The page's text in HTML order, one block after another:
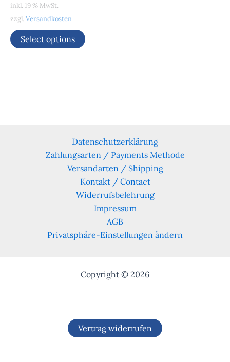
inkl. 19 % MwSt.
zzgl. Versandkosten
Select options
Datenschutzerklärung
Zahlungsarten / Payments Methode
Versandarten / Shipping
Kontakt / Contact
Widerrufsbelehrung
Impressum
AGB
Privatsphäre-Einstellungen ändern
Copyright © 2026
Vertrag widerrufen